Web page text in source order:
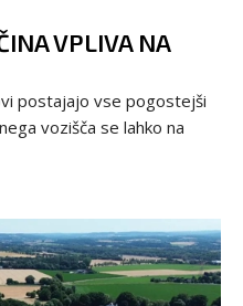
VPLIVA NA
postajajo vse pogostejši
vozišča se lahko na